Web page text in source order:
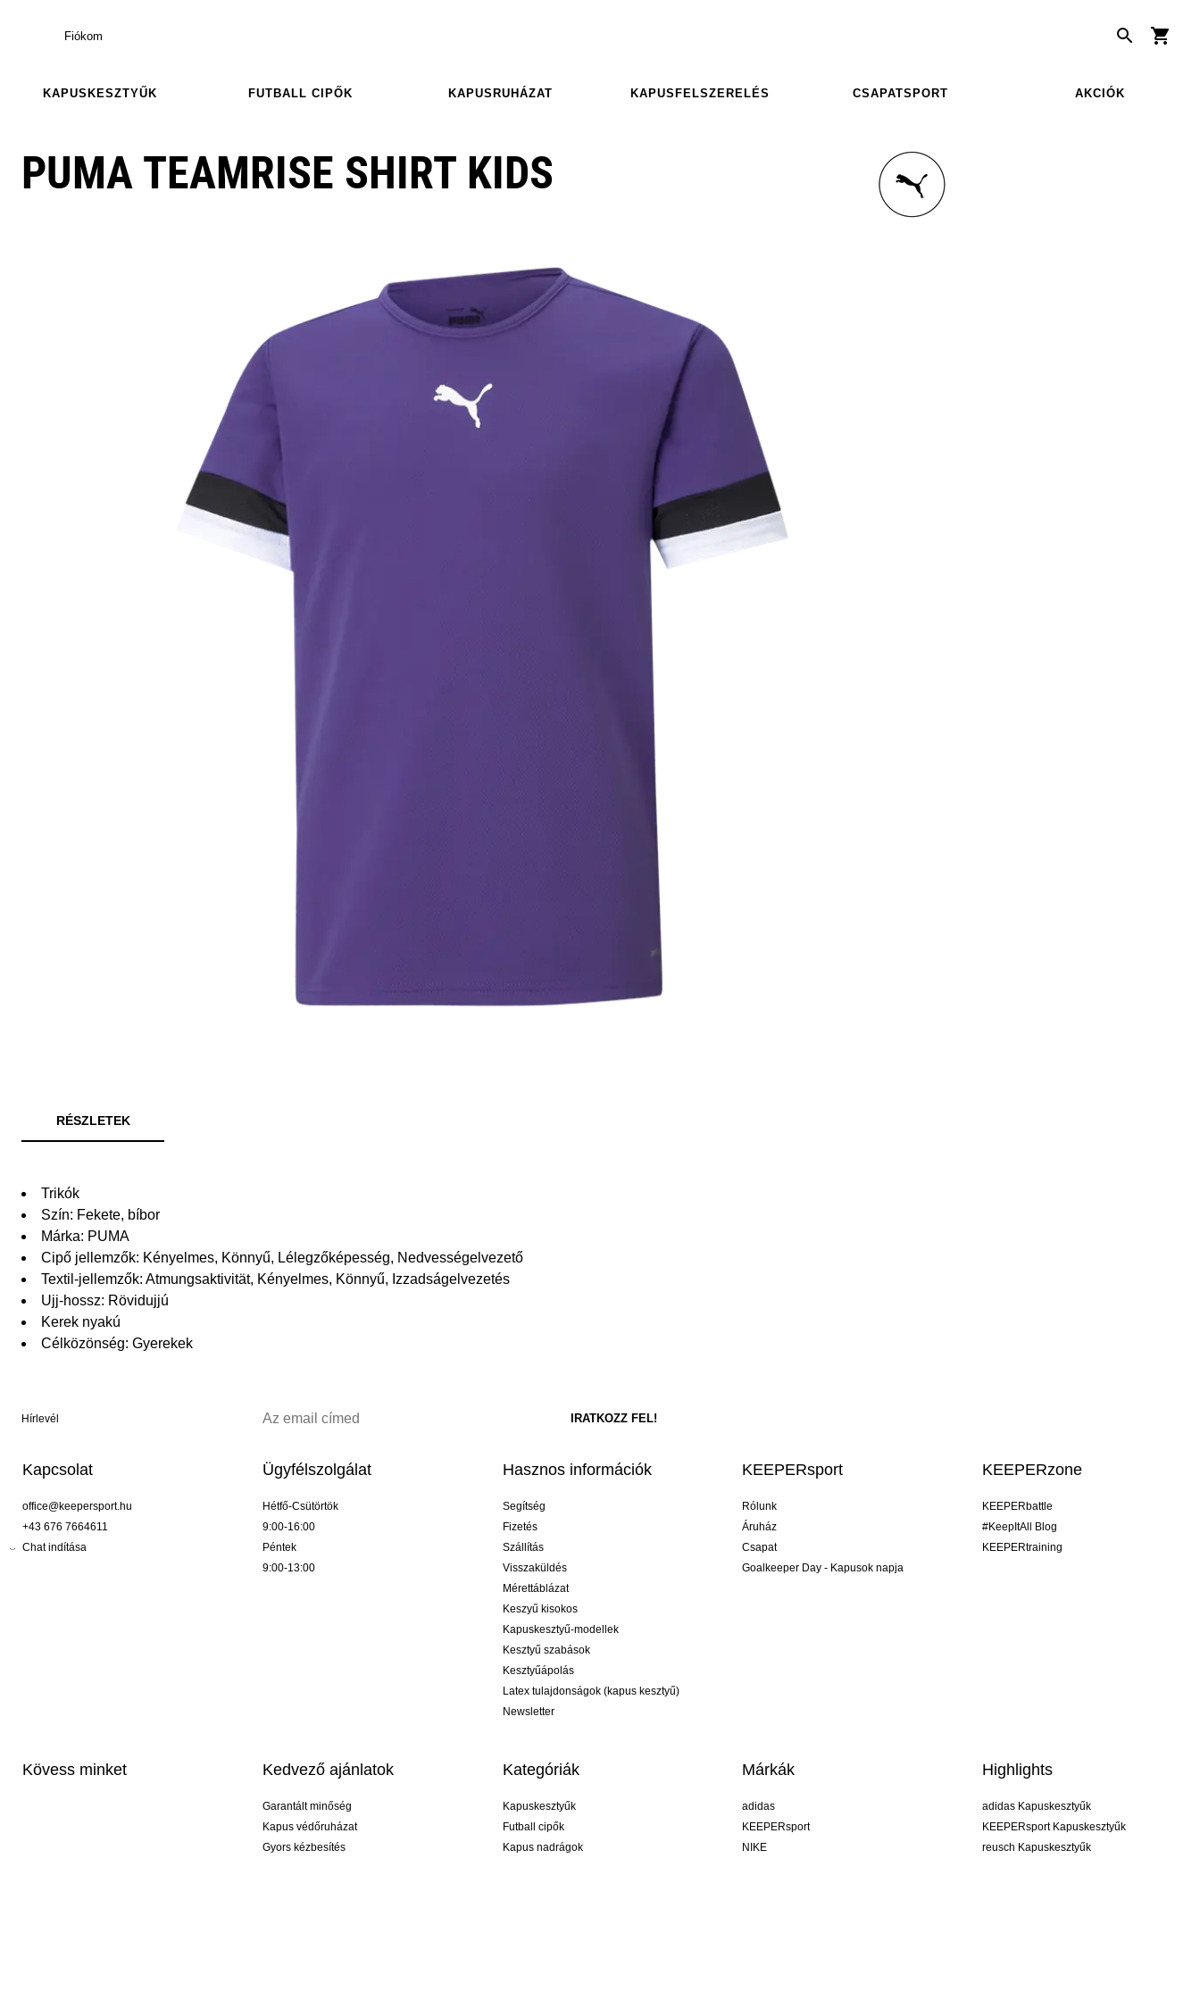
Fiókom
KAPUSKESZTYŰK FUTBALL CIPŐK KAPUSRUHÁZAT KAPUSFELSZERELÉS CSAPATSPORT AKCIÓK
PUMA TEAMRISE SHIRT KIDS
RÉSZLETEK
Trikók
Szín: Fekete, bíbor
Márka: PUMA
Cipő jellemzők: Kényelmes, Könnyű, Lélegzőképesség, Nedvességelvezető
Textil-jellemzők: Atmungsaktivität, Kényelmes, Könnyű, Izzadságelvezetés
Ujj-hossz: Rövidujjú
Kerek nyakú
Célközönség: Gyerekek
Hírlevél
Kapcsolat
office@keepersport.hu
+43 676 7664611
Chat indítása
Ügyfélszolgálat
Hétfő-Csütörtök
9:00-16:00
Péntek
9:00-13:00
Hasznos információk
Segítség
Fizetés
Szállítás
Visszaküldés
Mérettáblázat
Keszyű kisokos
Kapuskesztyű-modellek
Kesztyű szabások
Kesztyűápolás
Latex tulajdonságok (kapus kesztyű)
Newsletter
KEEPERsport
Rólunk
Áruház
Csapat
Goalkeeper Day - Kapusok napja
KEEPERzone
KEEPERbattle
#KeepItAll Blog
KEEPERtraining
Kövess minket Kedvező ajánlatok
Garantált minőség
Kapus védőruházat
Gyors kézbesítés
Kategóriák
Kapuskesztyűk
Futball cipők
Kapus nadrágok
Márkák
adidas
KEEPERsport
NIKE
Highlights
adidas Kapuskesztyűk
KEEPERsport Kapuskesztyűk
reusch Kapuskesztyűk